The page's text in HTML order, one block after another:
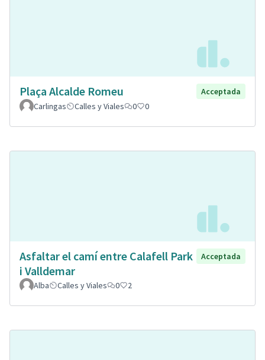
Plaça Alcalde Romeu
Acceptada
Carlingas
Calles y Viales 0 0
Asfaltar el camí entre Calafell Park
i Valldemar
Acceptada
Alba Calles y Viales 0 2